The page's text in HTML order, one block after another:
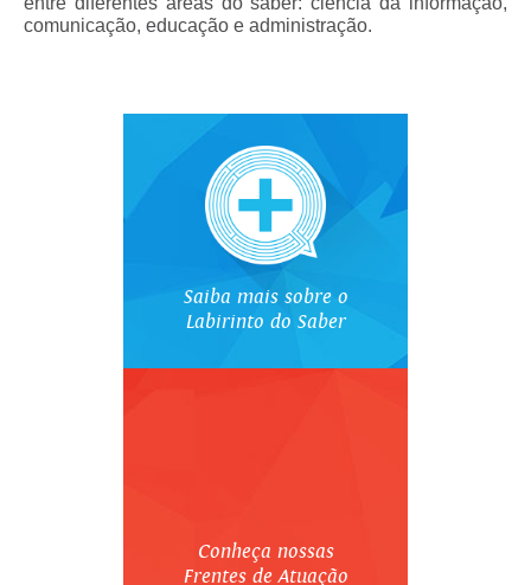
comunicação, educação e administração.
Saiba mais sobre o
Labirinto do Saber
Conheça nossas
Frentes de Atuação